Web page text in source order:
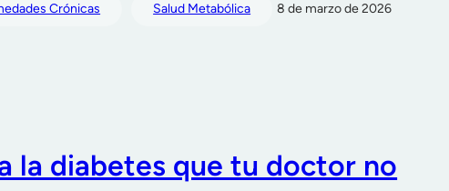
Crónicas Salud Metabólica 8 de marzo de 2026
la diabetes que tu doctor no